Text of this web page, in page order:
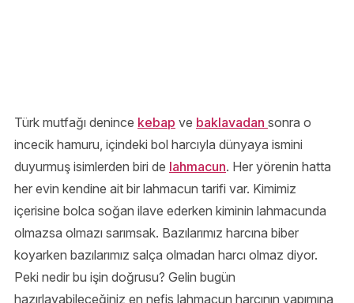
Türk mutfağı denince kebap ve baklavadan sonra o
incecik hamuru, içindeki bol harcıyla dünyaya ismini
duyurmuş isimlerden biri de lahmacun. Her yörenin hatta
her evin kendine ait bir lahmacun tarifi var. Kimimiz
içerisine bolca soğan ilave ederken kiminin lahmacunda
olmazsa olmazı sarımsak. Bazılarımız harcına biber
koyarken bazılarımız salça olmadan harcı olmaz diyor.
Peki nedir bu işin doğrusu? Gelin bugün
hazırlayabileceğiniz en nefis lahmacun harcının yapımına